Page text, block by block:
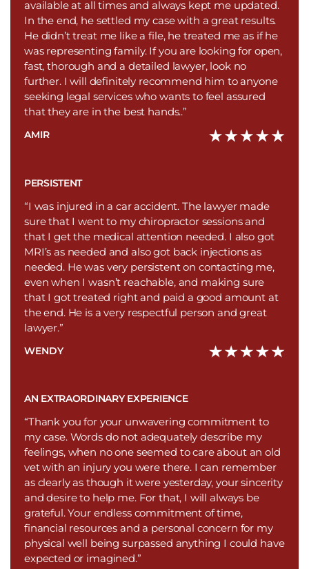
available at all times and always kept me updated.
In the end, he settled my case with a great results.
He didn’t treat me like a file, he treated me as if he
was representing family. If you are looking for open,
fast, thorough and a detailed lawyer, look no
further. I will definitely recommend him to anyone
seeking legal services who wants to feel assured
that they are in the best hands..”
AMIR
PERSISTENT
“I was injured in a car accident. The lawyer made
sure that I went to my chiropractor sessions and
that I get the medical attention needed. I also got
MRI’s as needed and also got back injections as
needed. He was very persistent on contacting me,
even when I wasn’t reachable, and making sure
that I got treated right and paid a good amount at
the end. He is a very respectful person and great
lawyer.”
WENDY
AN EXTRAORDINARY EXPERIENCE
“Thank you for your unwavering commitment to
my case. Words do not adequately describe my
feelings, when no one seemed to care about an old
vet with an injury you were there. I can remember
as clearly as though it were yesterday, your sincerity
and desire to help me. For that, I will always be
grateful. Your endless commitment of time,
financial resources and a personal concern for my
physical well being surpassed anything I could have
expected or imagined.”